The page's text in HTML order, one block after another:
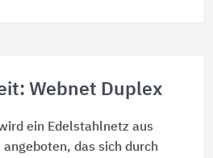
Webnet Duplex
ein Edelstahlnetz aus
das sich durch